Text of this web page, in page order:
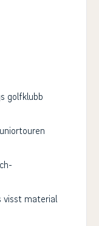
golfklubb
visst material